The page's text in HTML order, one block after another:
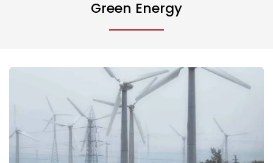
Green Energy